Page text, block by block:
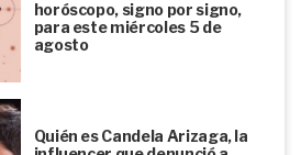
horóscopo, signo por signo,
para este miércoles 5 de
agosto
Quién es Candela Arizaga, la